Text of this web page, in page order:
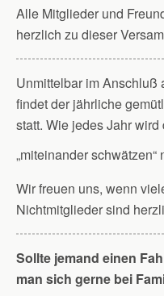
Alle Mitglieder und
herzlich zu dieser
Unmittelbar im Anschluß
findet der jährliche
statt. Wie jedes Jahr
„miteinander
Wir freuen uns, wenn
Nichtmitglieder sind
Sollte jemand einen
man sich gerne bei